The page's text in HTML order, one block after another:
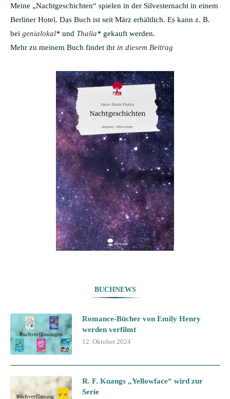
Meine „Nachtgeschichten“ spielen in der Silvesternacht in einem
Berliner Hotel. Das Buch ist seit März erhältlich. Es kann z. B.
bei genialokal* und Thalia* gekauft werden.
Mehr zu meinem Buch findet ihr in diesem Beitrag
BUCHNEWS
Romance-Bücher von Emily Henry
werden verfilmt
12. Oktober 2024
R. F. Kuangs „Yellowface“ wird zur
Serie